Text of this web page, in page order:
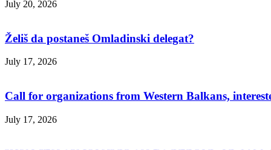
July 20, 2026
Želiš da postaneš Omladinski delegat?
July 17, 2026
Call for organizations from Western Balkans,
July 17, 2026